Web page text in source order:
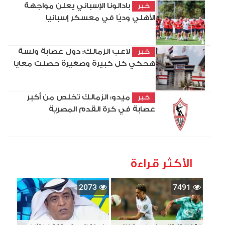
خبر
بادالونا الإسباني يعلن مواجهة
الأهلي وديًا في معسكر إسبانيا
خبر
لاعب الزمالك: دول عصابة ولسة
هحكي كل كبيرة وصغيرة حصلت معايا
خبر
ميدو: الزمالك تخلص من أكبر
عصابة في كرة القدم المصرية
الأكثر قراءة
7491
2073